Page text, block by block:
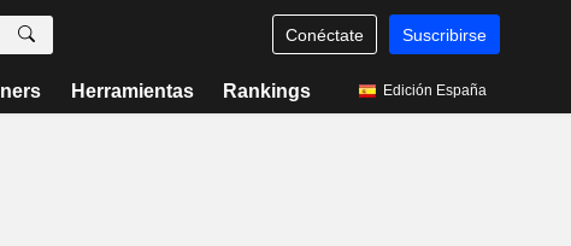
Conéctate Suscribirse
Herramientas Rankings Edición España